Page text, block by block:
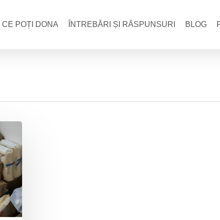
CE POȚI DONA ÎNTREBĂRI ȘI RĂSPUNSURI BLOG